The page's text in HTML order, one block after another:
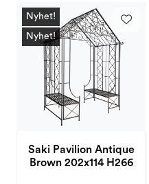
Nyhet!
Nyhet!
Saki Pavilion Antique
Brown 202x114 H266